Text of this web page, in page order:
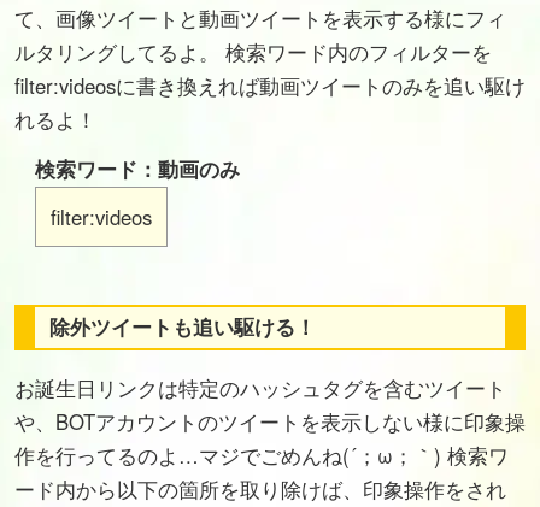
て、画像ツイートと動画ツイートを表示する様にフィ
ルタリングしてるよ。 検索ワード内のフィルターを
filter:videosに書き換えれば動画ツイートのみを追い駆け
れるよ！
検索ワード：動画のみ
filter:videos
除外ツイートも追い駆ける！
お誕生日リンクは特定のハッシュタグを含むツイート
や、BOTアカウントのツイートを表示しない様に印象操
作を行ってるのよ…マジでごめんね(´；ω；｀) 検索ワ
ード内から以下の箇所を取り除けば、印象操作をされ